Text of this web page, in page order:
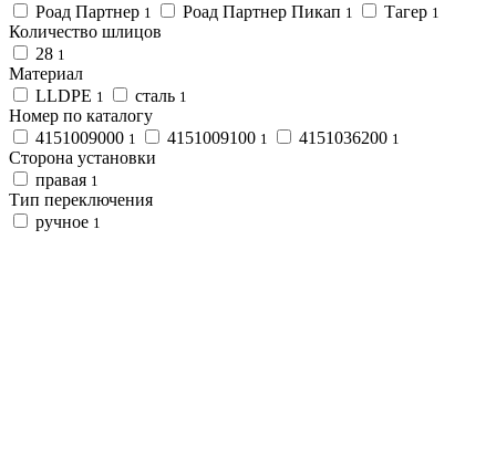
Роад Партнер 1 Роад Партнер Пикап 1 Тагер 1
Количество шлицов
28 1
Материал
LLDPE 1 сталь 1
Номер по каталогу
4151009000 1 4151009100 1 4151036200 1
Сторона установки
правая 1
Тип переключения
ручное 1